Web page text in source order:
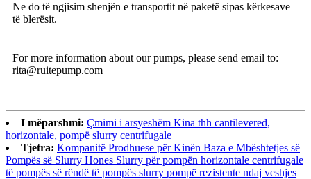
Ne do të ngjisim shenjën e transportit në paketë sipas kërkesave
të blerësit.
For more information about our pumps, please send email to:
rita@ruitepump.com
I mëparshmi: Çmimi i arsyeshëm Kina thh cantilevered,
horizontale, pompë slurry centrifugale
Tjetra: Kompanitë Prodhuese për Kinën Baza e Mbështetjes së
Pompës së Slurry Hones Slurry për pompën horizontale centrifugale
të pompës së rëndë të pompës slurry pompë rezistente ndaj veshjes